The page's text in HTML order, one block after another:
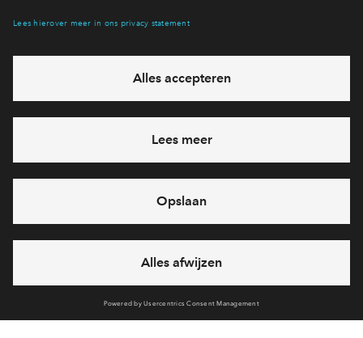
Hiermee blijf je op de hoogte van het belangrijkste nieuws en
Ja, ik wil mij aanmelden
Heb je een vraag en wil je direct antwoord? Bel ons op
712 21 38
feestdagen)
vandaag gesloten, vrijdag zijn we vanaf
09:00 uur weer
bereikbaar